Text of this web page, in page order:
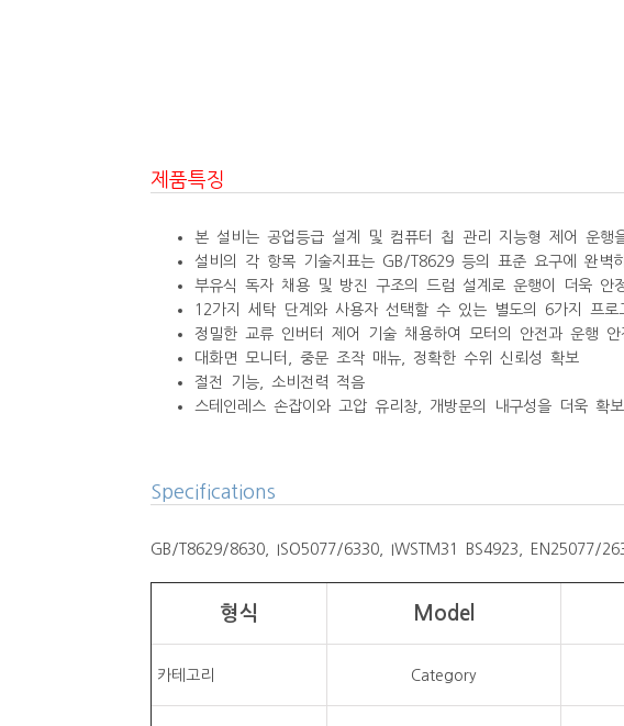
제품특징
본 설비는 공업등급 설계 및 컴퓨터 칩 관리 지능형 제어 운행
설비의 각 항목 기술지표는 GB/T8629 등의 표준 요구에 완벽
부유식 독자 채용 및 방진 구조의 드럼 설계로 운행이 더욱 안
12가지 세탁 단계와 사용자 선택할 수 있는 별도의 6가지 프
정밀한 교류 인버터 제어 기술 채용하여 모터의 안전과 운행 안
대화면 모니터, 중문 조작 매뉴, 정확한 수위 신뢰성 확보
절전 기능, 소비전력 적음
스테인레스 손잡이와 고압 유리창, 개방문의 내구성을 더욱 확
Specifications
GB/T8629/8630, ISO5077/6330, IWSTM31 BS4923, EN25077/
형식 Model
카테고리 Category